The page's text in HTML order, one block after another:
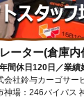
ーター(倉庫内
間休日120日／業
会社鈴与カーゴサー
神場：246バイパス